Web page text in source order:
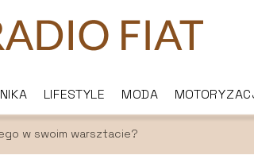
LIFESTYLE MODA
w swoim warsztacie?